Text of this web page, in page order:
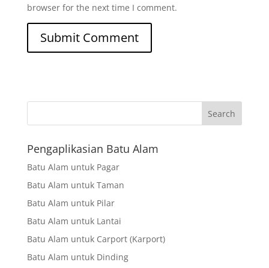
browser for the next time I comment.
Search
Pengaplikasian Batu Alam
Batu Alam untuk Pagar
Batu Alam untuk Taman
Batu Alam untuk Pilar
Batu Alam untuk Lantai
Batu Alam untuk Carport (Karport)
Batu Alam untuk Dinding